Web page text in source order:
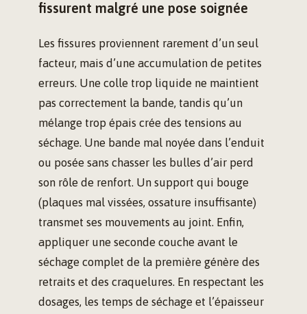
fissurent malgré une pose soignée
Les fissures proviennent rarement d’un seul
facteur, mais d’une accumulation de petites
erreurs. Une colle trop liquide ne maintient
pas correctement la bande, tandis qu’un
mélange trop épais crée des tensions au
séchage. Une bande mal noyée dans l’enduit
ou posée sans chasser les bulles d’air perd
son rôle de renfort. Un support qui bouge
(plaques mal vissées, ossature insuffisante)
transmet ses mouvements au joint. Enfin,
appliquer une seconde couche avant le
séchage complet de la première génère des
retraits et des craquelures. En respectant les
dosages, les temps de séchage et l’épaisseur